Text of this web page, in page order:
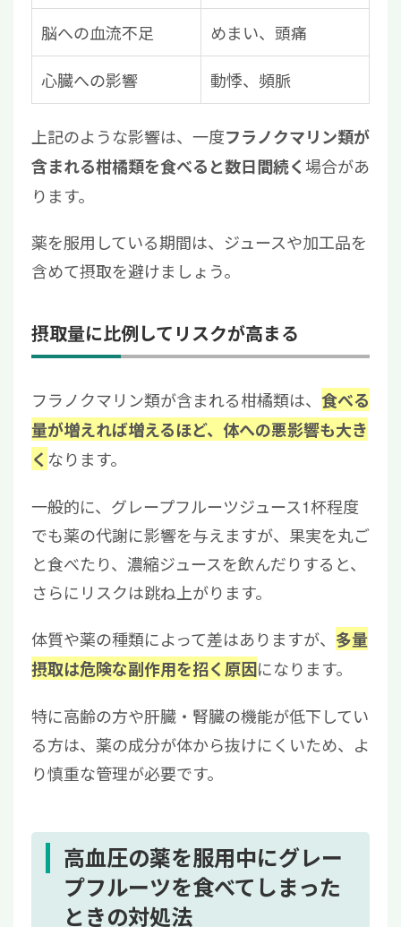
脳への血流不足 めまい、頭痛
心臓への影響 動悸、頻脈
上記のような影響は、一度フラノクマリン類が
含まれる柑橘類を食べると数日間続く場合があ
ります。
薬を服用している期間は、ジュースや加工品を
含めて摂取を避けましょう。
摂取量に比例してリスクが高まる
フラノクマリン類が含まれる柑橘類は、 食べる
量が増えれば増えるほど、体への悪影響も大き
くなります。
一般的に、グレープフルーツジュース1杯程度
でも薬の代謝に影響を与えますが、果実を丸ご
と食べたり、濃縮ジュースを飲んだりすると、
さらにリスクは跳ね上がります。
体質や薬の種類によって差はありますが、 多量
摂取は危険な副作用を招く原因になります。
特に高齢の方や肝臓・腎臓の機能が低下してい
る方は、薬の成分が体から抜けにくいため、よ
り慎重な管理が必要です。
高血圧の薬を服用中にグレー
プフルーツを食べてしまった
ときの対処法